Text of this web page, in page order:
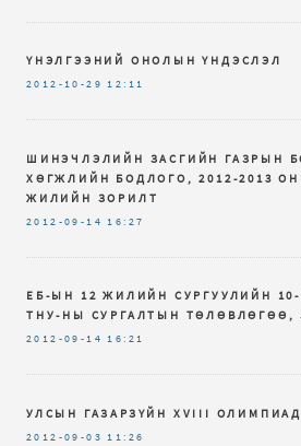
ҮНЭЛГЭЭНИЙ ОНОЛЫН ҮНДЭСЛЭЛ
2012-10-29 12:11
ШИНЭЧЛЭЛИЙН ЗАСГИЙН ГАЗРЫН
ХӨГЖЛИЙН БОДЛОГО, 2012-2013
ЖИЛИЙН ЗОРИЛТ
2012-09-14 16:27
ЕБ-ЫН 12 ЖИЛИЙН СУРГУУЛИЙН 10-
ТНУ-НЫ СУРГАЛТЫН ТӨЛӨВЛӨГӨӨ,
2012-09-14 16:21
УЛСЫН ГАЗАРЗҮЙН XVIII
2012-09-03 11:26